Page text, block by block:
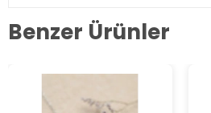
Benzer Ürünler